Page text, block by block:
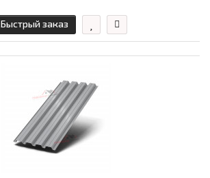
Быстрый заказ